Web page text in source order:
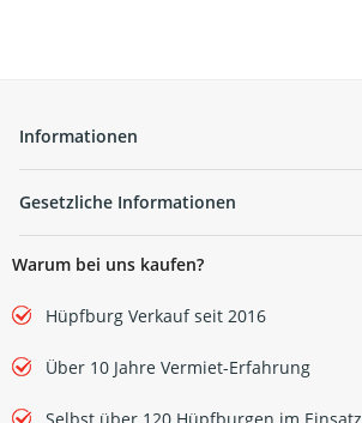
Informationen
Gesetzliche Informationen
Warum bei uns kaufen?
Hüpfburg Verkauf seit 2016
Über 10 Jahre Vermiet-Erfahrung